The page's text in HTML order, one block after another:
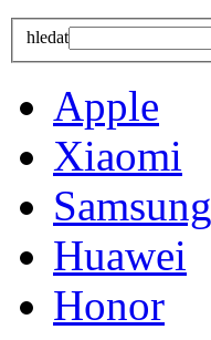
hledat
Apple
Xiaomi
Samsung
Huawei
Honor